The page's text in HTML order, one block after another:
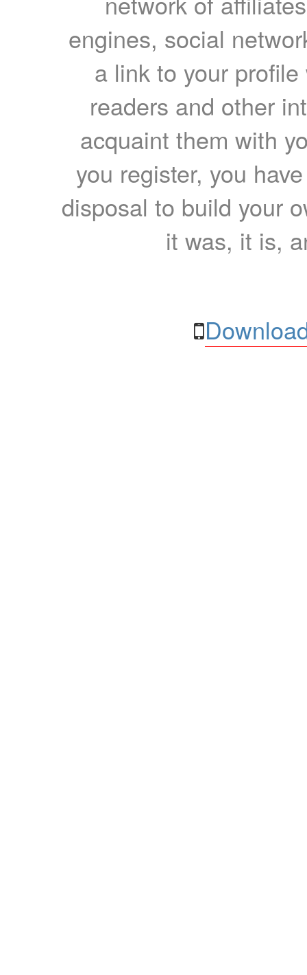
engines, social
a link to your
readers and other
acquaint them with
you register, you
disposal to build your
it was, it is,